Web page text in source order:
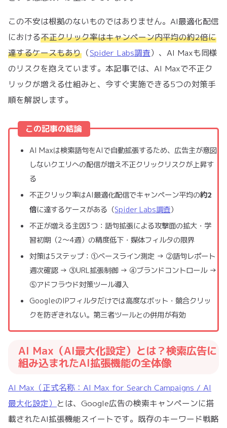
この不安は根拠のないものではありません。AI最適化配信
における不正クリック率はキャンペーン内平均の約2倍に
達するケースもあり （Spider Labs調査）、AI Maxも同様
のリスクを抱えています。本記事では、AI Maxで不正ク
リックが増える仕組みと、今すぐ実施できる5つの対策手
順を解説します。
この記事の結論
AI Maxは検索語句をAIで自動拡張するため、広告主が意図
しないクエリへの配信が増え不正クリックリスクが上昇す
る
不正クリック率はAI最適化配信でキャンペーン平均の約2
倍に達するケースがある（Spider Labs調査）
不正が増える主因3つ：語句拡張による攻撃面の拡大・学
習初期（2〜4週）の精度低下・媒体フィルタの限界
対策は5ステップ：①ベースライン測定 → ②語句レポート
週次確認 → ③URL拡張制御 → ④ブランドコントロール →
⑤アドフラウド対策ツール導入
GoogleのIPフィルタだけでは高度なボット・競合クリッ
クを防ぎきれない。第三者ツールとの併用が有効
AI Max（AI最大化設定）とは？検索広告に
組み込まれたAI拡張機能の全体像
AI Max（正式名称：AI Max for Search Campaigns / AI
最大化設定） とは、Google広告の検索キャンペーンに搭
載されたAI拡張機能スイートです。既存のキーワード戦略